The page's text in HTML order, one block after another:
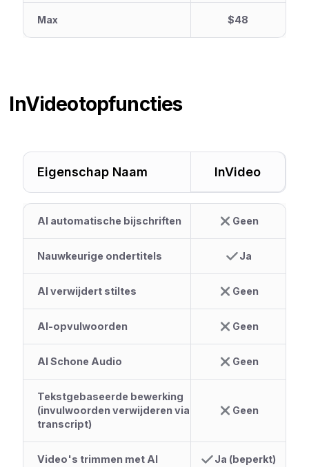
Max $48
InVideotopfuncties
Eigenschap Naam InVideo
AI automatische bijschriften Geen
Nauwkeurige ondertitels Ja
AI verwijdert stiltes Geen
AI-opvulwoorden Geen
AI Schone Audio Geen
Tekstgebaseerde bewerking
(invulwoorden verwijderen via
transcript)
Geen
Video's trimmen met AI Ja (beperkt)